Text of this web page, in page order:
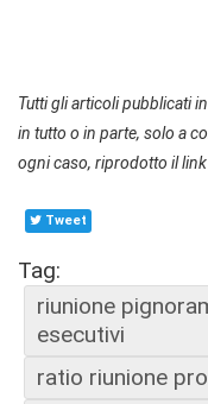
Tutti gli articoli pubblicati
in tutto o in parte, solo a
ogni caso, riprodotto il link
Tweet
Tag:
riunione
esecutivi
ratio riunione